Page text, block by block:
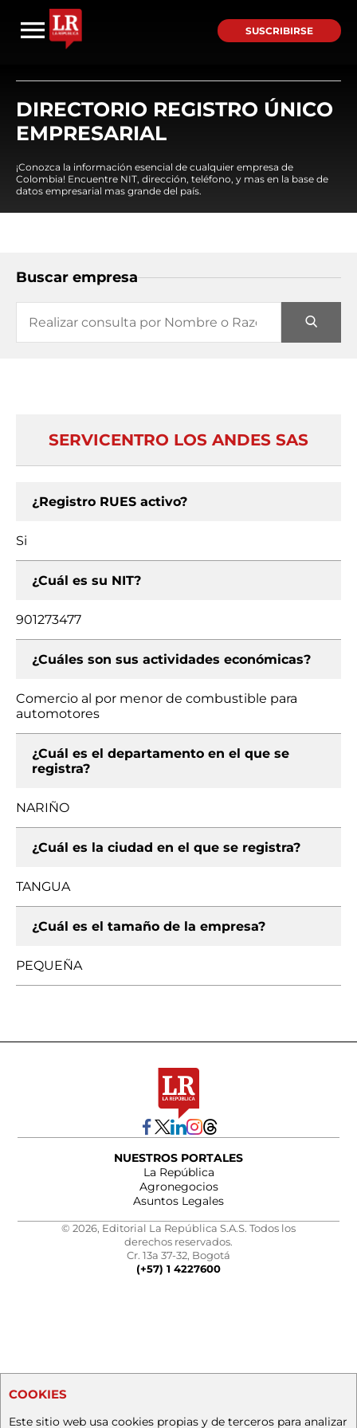
SUSCRIBIRSE
DIRECTORIO REGISTRO ÚNICO
EMPRESARIAL
¡Conozca la información esencial de cualquier empresa de
Colombia! Encuentre NIT, dirección, teléfono, y mas en la base de
datos empresarial mas grande del país.
Buscar empresa
SERVICENTRO LOS ANDES SAS
¿Registro RUES activo?
Si
¿Cuál es su NIT?
901273477
¿Cuáles son sus actividades económicas?
Comercio al por menor de combustible para
automotores
¿Cuál es el departamento en el que se
registra?
NARIÑO
¿Cuál es la ciudad en el que se registra?
TANGUA
¿Cuál es el tamaño de la empresa?
PEQUEÑA
NUESTROS PORTALES
La República
Agronegocios
Asuntos Legales
© 2026, Editorial La República S.A.S. Todos los
derechos reservados.
Cr. 13a 37-32, Bogotá
(+57) 1 4227600
COOKIES
Este sitio web usa cookies propias y de terceros para analizar